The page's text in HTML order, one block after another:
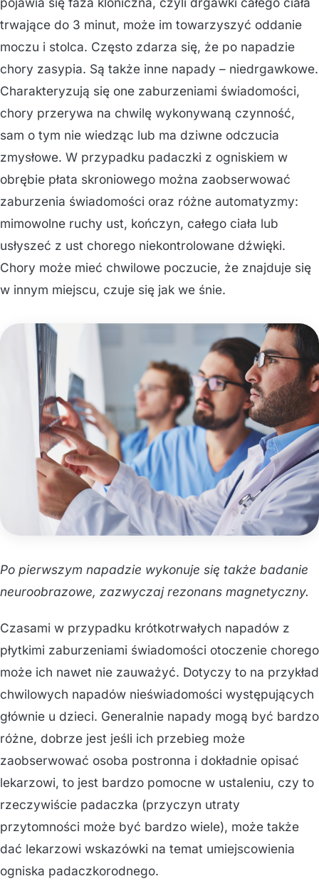
trwające do 3 minut, może im towarzyszyć oddanie
moczu i stolca. Często zdarza się, że po napadzie
chory zasypia. Są także inne napady – niedrgawkowe.
Charakteryzują się one zaburzeniami świadomości,
chory przerywa na chwilę wykonywaną czynność,
sam o tym nie wiedząc lub ma dziwne odczucia
zmysłowe. W przypadku padaczki z ogniskiem w
obrębie płata skroniowego można zaobserwować
zaburzenia świadomości oraz różne automatyzmy:
mimowolne ruchy ust, kończyn, całego ciała lub
usłyszeć z ust chorego niekontrolowane dźwięki.
Chory może mieć chwilowe poczucie, że znajduje się
w innym miejscu, czuje się jak we śnie.
Po pierwszym napadzie wykonuje się także badanie
neuroobrazowe, zazwyczaj rezonans magnetyczny.
Czasami w przypadku krótkotrwałych napadów z
płytkimi zaburzeniami świadomości otoczenie chorego
może ich nawet nie zauważyć. Dotyczy to na przykład
chwilowych napadów nieświadomości występujących
głównie u dzieci. Generalnie napady mogą być bardzo
różne, dobrze jest jeśli ich przebieg może
zaobserwować osoba postronna i dokładnie opisać
lekarzowi, to jest bardzo pomocne w ustaleniu, czy to
rzeczywiście padaczka (przyczyn utraty
przytomności może być bardzo wiele), może także
dać lekarzowi wskazówki na temat umiejscowienia
ogniska padaczkorodnego.